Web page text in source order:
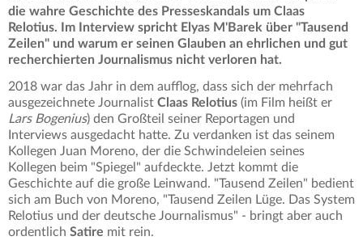
die wahre Geschichte des Presseskandals um Claas
Relotius. Im Interview spricht Elyas M'Barek über "Tausend
Zeilen" und warum er seinen Glauben an ehrlichen und gut
recherchierten Journalismus nicht verloren hat.
2018 war das Jahr in dem aufflog, dass sich der mehrfach
ausgezeichnete Journalist Claas Relotius (im Film heißt er
Lars Bogenius) den Großteil seiner Reportagen und
Interviews ausgedacht hatte. Zu verdanken ist das seinem
Kollegen Juan Moreno, der die Schwindeleien seines
Kollegen beim "Spiegel" aufdeckte. Jetzt kommt die
Geschichte auf die große Leinwand. "Tausend Zeilen" bedient
sich am Buch von Moreno, "Tausend Zeilen Lüge. Das System
Relotius und der deutsche Journalismus" - bringt aber auch
ordentlich Satire mit rein.